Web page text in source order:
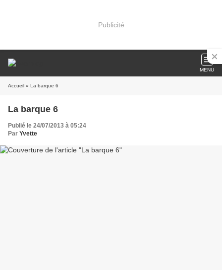
Publicité
MENU
Accueil » La barque 6
La barque 6
Publié le 24/07/2013 à 05:24
Par Yvette